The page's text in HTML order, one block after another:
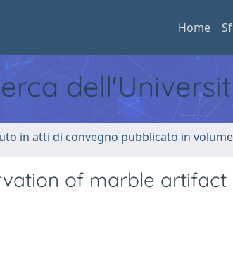
Home
in atti di convegno pubblicato in volume
of marble artifact